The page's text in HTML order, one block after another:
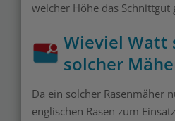
welcher Höhe das Schnittgut
Wieviel Watt
solcher
Da ein solcher Rasenmäher
englischen Rasen zum